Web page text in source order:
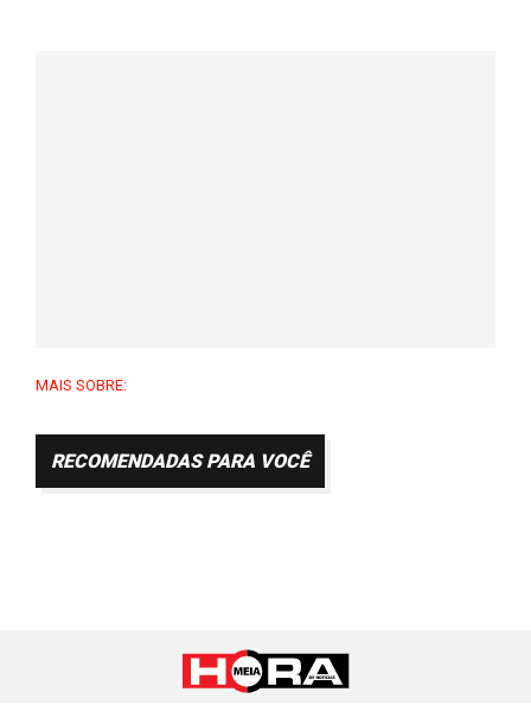
MAIS SOBRE:
RECOMENDADAS PARA VOCÊ